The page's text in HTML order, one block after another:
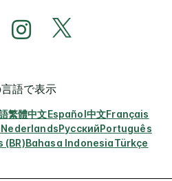
語で表示
繁體中文Español中文Français
NederlandsРусскийPortuguês
(BR)Bahasa IndonesiaTürkçe